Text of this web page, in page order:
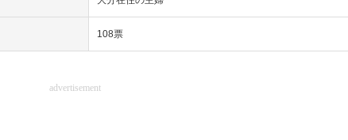
108票
advertisement